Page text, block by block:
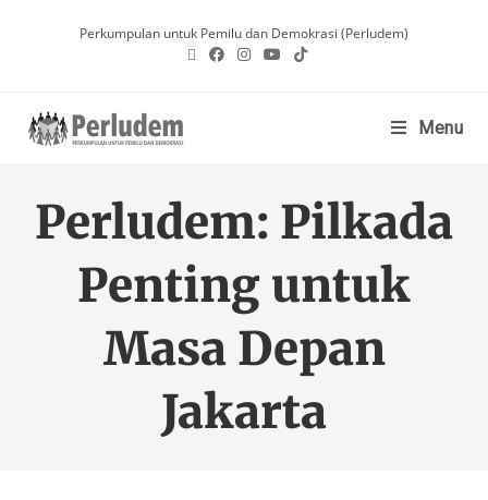
Perkumpulan untuk Pemilu dan Demokrasi (Perludem)
Menu
Perludem: Pilkada
Penting untuk
Masa Depan
Jakarta